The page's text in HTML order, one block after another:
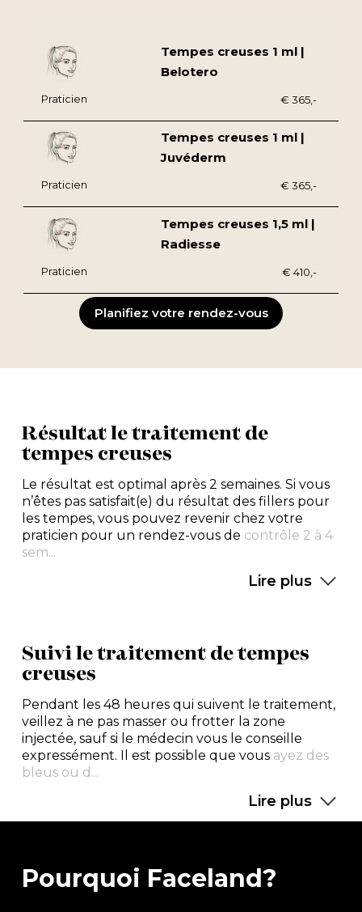
Tempes creuses 1 ml |
Belotero
Praticien € 365,-
Tempes creuses 1 ml |
Juvéderm
Praticien € 365,-
Tempes creuses 1,5 ml |
Radiesse
Praticien € 410,-
Planifiez votre rendez-vous
Résultat le traitement de
tempes creuses
Le résultat est optimal après 2 semaines. Si vous
n’êtes pas satisfait(e) du résultat des fillers pour
les tempes, vous pouvez revenir chez votre
praticien pour un rendez-vous de contrôle 2 à 4
sem...
Lire plus
Suivi le traitement de tempes
creuses
Pendant les 48 heures qui suivent le traitement,
veillez à ne pas masser ou frotter la zone
injectée, sauf si le médecin vous le conseille
expressément. Il est possible que vous ayez des
bleus ou d...
Lire plus
Pourquoi Faceland?